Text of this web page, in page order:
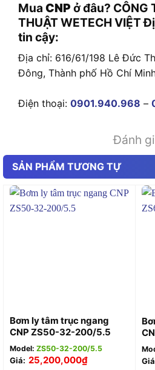
Mua CNP ở đâu? CÔNG
THUẬT WETECH VIỆT
tin cậy:
Địa chỉ: 616/61/198 Lê Đức
Đông, Thành phố Hồ Chí
Điện thoại: 0901.940.968 –
Đánh
SẢN PHẨM TƯƠNG TỰ
Bơm ly tâm trục ngang
CNP ZS50-32-200/5.5
Model: ZS50-32-200/5.5
Giá: 25,200,000₫